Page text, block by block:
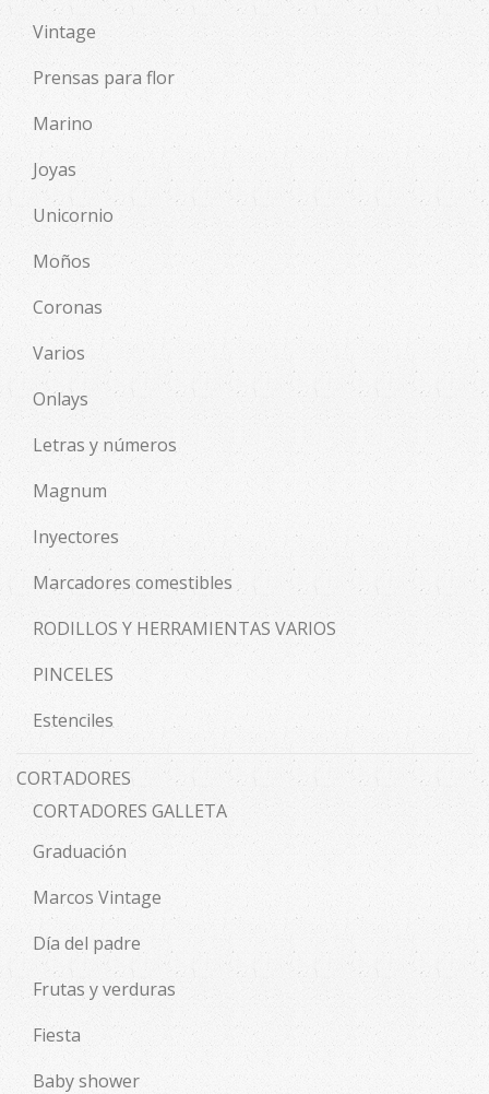
Vintage
Prensas para flor
Marino
Joyas
Unicornio
Moños
Coronas
Varios
Onlays
Letras y números
Magnum
Inyectores
Marcadores comestibles
RODILLOS Y HERRAMIENTAS VARIOS
PINCELES
Estenciles
CORTADORES
CORTADORES GALLETA
Graduación
Marcos Vintage
Día del padre
Frutas y verduras
Fiesta
Baby shower